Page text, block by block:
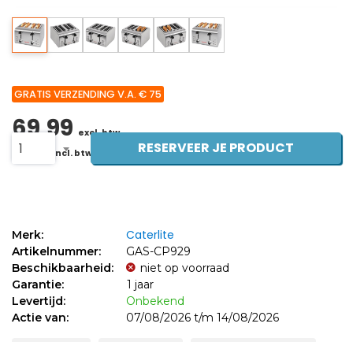
GRATIS VERZENDING V.A. € 75
69,99 excl. btw
84,69 incl. btw
1 RESERVEER JE PRODUCT
Merk: Caterlite
Artikelnummer:
GAS-CP929
Beschikbaarheid:
niet op voorraad
Garantie:
1 jaar
Levertijd:
Onbekend
Actie van:
07/08/2026 t/m 14/08/2026